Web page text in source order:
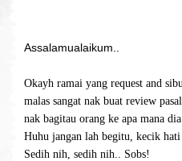
Assalamualaikum..
Okayh ramai yang request and
malas sangat nak buat review
nak bagitau orang ke apa mana
Huhu jangan lah begitu, kecik hati
Sedih nih, sedih nih.. Sobs!